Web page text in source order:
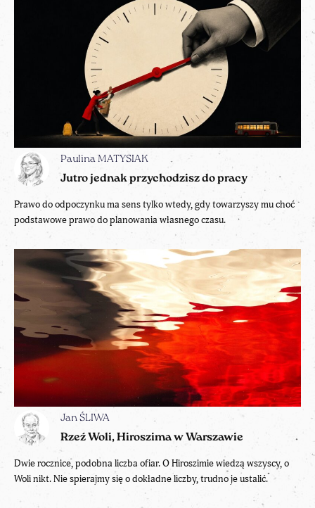
Paulina MATYSIAK
Jutro jednak przychodzisz do pracy
Prawo do odpoczynku ma sens tylko wtedy, gdy towarzyszy mu choć
podstawowe prawo do planowania własnego czasu.
Jan ŚLIWA
Rzeź Woli, Hiroszima w Warszawie
Dwie rocznice, podobna liczba ofiar. O Hiroszimie wiedzą wszyscy, o
Woli nikt. Nie spierajmy się o dokładne liczby, trudno je ustalić.